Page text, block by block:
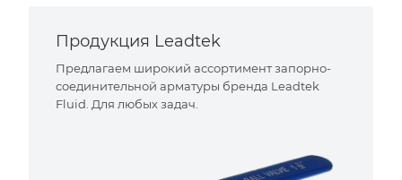
Продукция Leadtek
Предлагаем широкий ассортимент запорно-
соединительной арматуры бренда Leadtek
Fluid. Для любых задач.